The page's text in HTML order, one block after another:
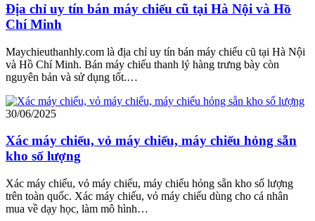
Địa chỉ uy tín bán máy chiếu cũ tại Hà Nội và Hồ
Chí Minh
Maychieuthanhly.com là địa chỉ uy tín bán máy chiếu cũ tại Hà Nội
và Hồ Chí Minh. Bán máy chiếu thanh lý hàng trưng bày còn
nguyên bản và sử dụng tốt.…
30/06/2025
Xác máy chiếu, vỏ máy chiếu, máy chiếu hỏng sẵn
kho số lượng
Xác máy chiếu, vỏ máy chiếu, máy chiếu hỏng sẵn kho số lượng
trên toàn quốc. Xác máy chiếu, vỏ máy chiếu dùng cho cá nhân
mua về dạy học, làm mô hình…